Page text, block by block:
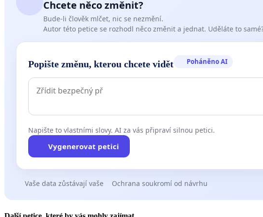
Chcete něco změnit?
Bude-li člověk mlčet, nic se nezmění.
Autor této petice se rozhodl něco změnit a jednat. Uděláte to
Popište změnu, kterou chcete vidět Poháněno AI
Napište to vlastními slovy. AI za vás připraví silnou petici.
Vygenerovat petici
Vaše data zůstávají vaše Ochrana soukromí od návrhu